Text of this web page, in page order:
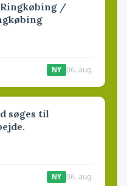
Ringkøbing /
NY 06. aug.
søges til
NY 06. aug.